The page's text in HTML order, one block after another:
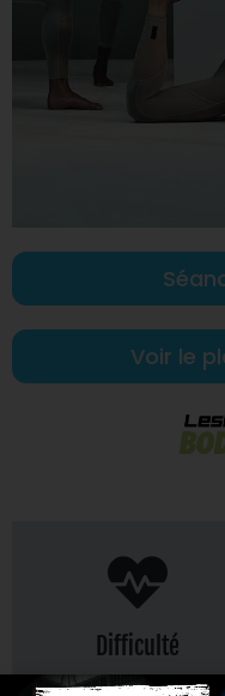
Voir le
Difficulté